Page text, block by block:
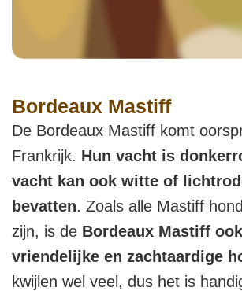
Bordeaux Mastiff
De Bordeaux Mastiff komt
Frankrijk. Hun vacht is
vacht kan ook witte of
bevatten. Zoals alle Mastiff
zijn, is de Bordeaux Mastiff
vriendelijke en zachtaardige
kwijlen wel veel, dus het is